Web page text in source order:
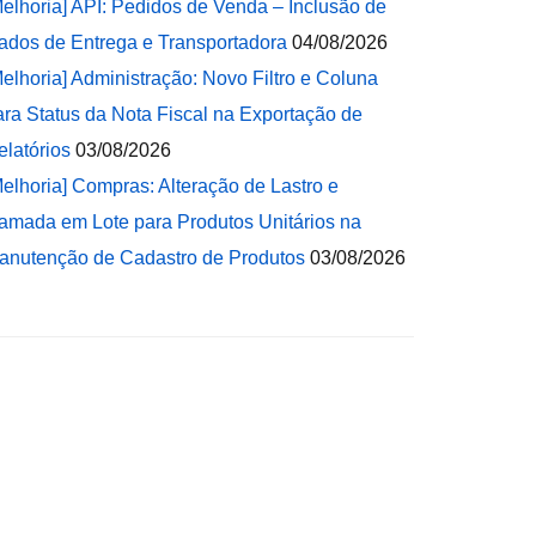
API: Pedidos de Venda – Inclusão de
de Entrega e Transportadora 04/08/2026
Administração: Novo Filtro e Coluna
Status da Nota Fiscal na Exportação de
03/08/2026
Compras: Alteração de Lastro e
em Lote para Produtos Unitários na
de Cadastro de Produtos 03/08/2026